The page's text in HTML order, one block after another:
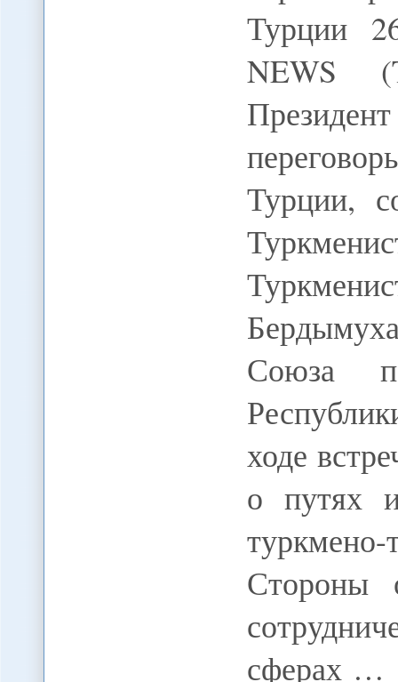
Турции
NEWS
Турции,
Союза
ходе
о путях
Стороны
сферах …